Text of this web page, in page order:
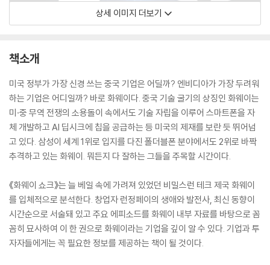
상세 이미지 더보기
책소개
미국 정부가 가장 신경 쓰는 중국 기업은 어딜까? 엔비디아가 가장 두려워
하는 기업은 어디일까? 바로 화웨이다. 중국 기술 굴기의 상징인 화웨이는
미·중 무역 전쟁의 소용돌이 속에서도 기술 자립을 이루어 스마트폰을 자
체 개발하고 AI 딥시크에 칩을 공급하는 등 미국의 제재를 보란 듯 뛰어넘
고 있다. 삼성이 세계 1위로 입지를 다진 폴더블폰 분야에서도 2위로 바짝
추격하고 있는 화웨이. 뭐든지 다 잘하는 그들을 주목할 시간이다.
《화웨이 쇼크》는 늘 베일 속에 가려져 있었던 비밀스런 테크 제국 화웨이
를 입체적으로 분석한다. 창업자 런정페이의 생애와 발전사, 최신 동향이
시간순으로 서술돼 있고 주요 에피소드를 화웨이 내부 자료를 바탕으로 꼼
꼼히 묘사하여 이 한 권으로 화웨이라는 기업을 깊이 알 수 있다. 기업과 투
자자들에게는 꼭 필요한 정보를 제공하는 책이 될 것이다.